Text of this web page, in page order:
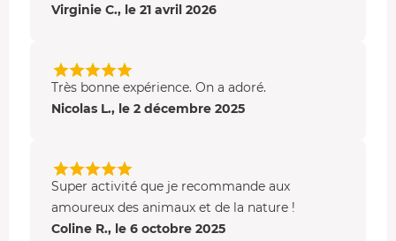
Virginie C., le 21 avril 2026
Très bonne expérience. On a adoré.
Nicolas L., le 2 décembre 2025
Super activité que je recommande aux
amoureux des animaux et de la nature !
Coline R., le 6 octobre 2025